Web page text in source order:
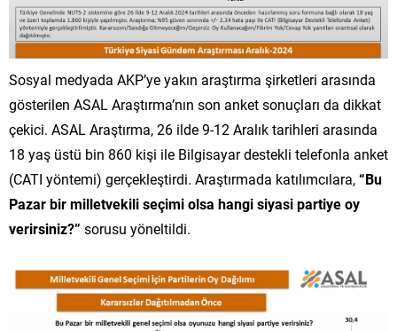
Sosyal medyada AKP’ye yakın araştırma şirketleri arasında
gösterilen ASAL Araştırma’nın son anket sonuçları da dikkat
çekici. ASAL Araştırma, 26 ilde 9-12 Aralık tarihleri arasında
18 yaş üstü bin 860 kişi ile Bilgisayar destekli telefonla anket
(CATI yöntemi) gerçekleştirdi. Araştırmada katılımcılara,“Bu
Pazar bir milletvekili seçimi olsa hangi siyasi partiye oy
verirsiniz?” sorusu yöneltildi.